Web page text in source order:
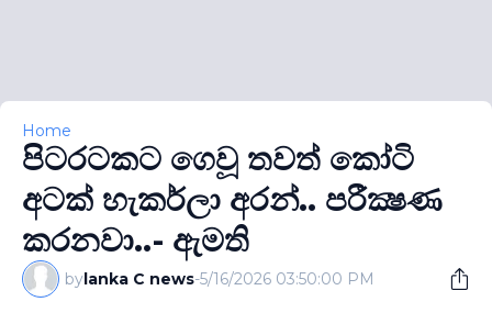
Home
පිටරටකට ගෙවූ තවත් කෝටි
අටක් හැකර්ලා අරන්.. පරීක්‍ෂණ
කරනවා..- ඇමති
bylanka C news-5/16/2026 03:50:00 PM